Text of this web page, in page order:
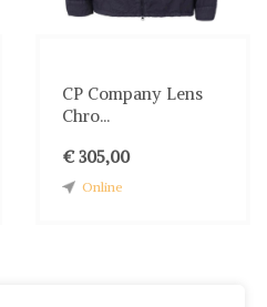
CP Company Lens
Chro...
€ 305,00
Online